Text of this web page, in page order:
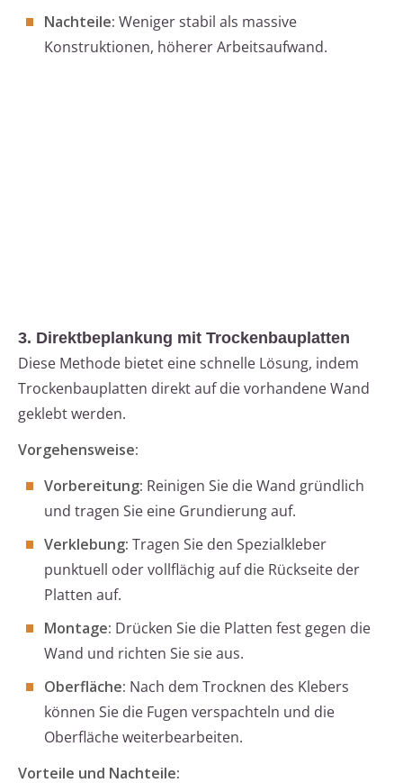
Nachteile: Weniger stabil als massive
Konstruktionen, höherer Arbeitsaufwand.
3. Direktbeplankung mit Trockenbauplatten
Diese Methode bietet eine schnelle Lösung, indem
Trockenbauplatten direkt auf die vorhandene Wand
geklebt werden.
Vorgehensweise:
Vorbereitung: Reinigen Sie die Wand gründlich
und tragen Sie eine Grundierung auf.
Verklebung: Tragen Sie den Spezialkleber
punktuell oder vollflächig auf die Rückseite der
Platten auf.
Montage: Drücken Sie die Platten fest gegen die
Wand und richten Sie sie aus.
Oberfläche: Nach dem Trocknen des Klebers
können Sie die Fugen verspachteln und die
Oberfläche weiterbearbeiten.
Vorteile und Nachteile: